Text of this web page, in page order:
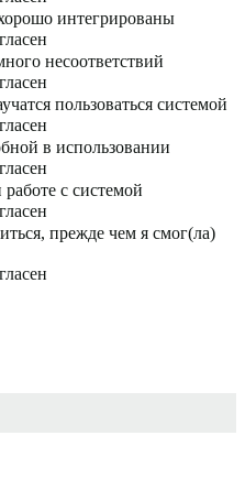
интегрированы
несоответствий
пользоваться системой
в использовании
с системой
прежде чем я смог(ла)